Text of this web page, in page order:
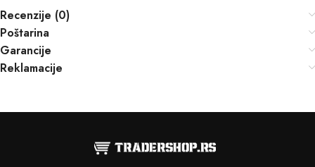
Recenzije (0)
Poštarina
Garancije
Reklamacije